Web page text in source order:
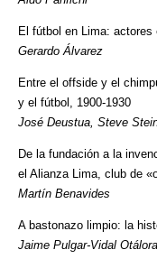
El fútbol en Lima:
Gerardo Álvarez
Entre el offside y el
y el fútbol, 1900-1930
José Deustua, Steve
De la fundación a la
el Alianza Lima, club de
Martín Benavides
A bastonazo limpio: la
Jaime Pulgar-Vidal Otálora